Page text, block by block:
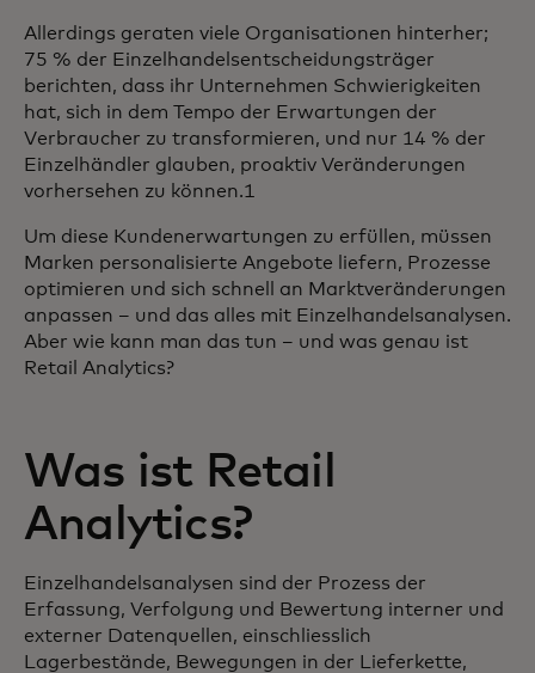
Allerdings geraten viele Organisationen hinterher;
75 % der Einzelhandelsentscheidungsträger
berichten, dass ihr Unternehmen Schwierigkeiten
hat, sich in dem Tempo der Erwartungen der
Verbraucher zu transformieren, und nur 14 % der
Einzelhändler glauben, proaktiv Veränderungen
vorhersehen zu können.1
Um diese Kundenerwartungen zu erfüllen, müssen
Marken personalisierte Angebote liefern, Prozesse
optimieren und sich schnell an Marktveränderungen
anpassen – und das alles mit Einzelhandelsanalysen.
Aber wie kann man das tun – und was genau ist
Retail Analytics?
Was ist Retail
Analytics?
Einzelhandelsanalysen sind der Prozess der
Erfassung, Verfolgung und Bewertung interner und
externer Datenquellen, einschliesslich
Lagerbestände, Bewegungen in der Lieferkette,